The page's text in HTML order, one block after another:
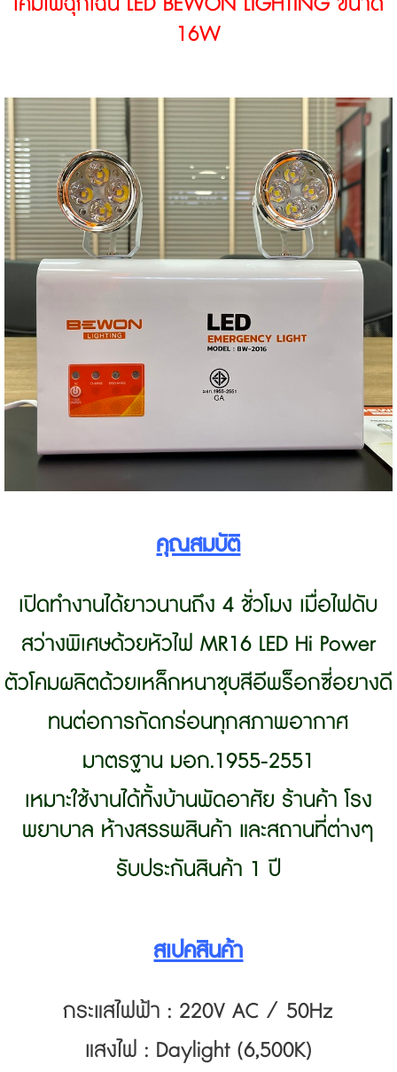
16W
คุณสมบัติ
เปิดทำงานได้ยาวนานถึง 4 ชั่วโมง เมื่อไฟดับ
สว่างพิเศษด้วยหัวไฟ MR16 LED Hi Power
ตัวโคมผลิตด้วยเหล็กหนาชุบสีอีพร็อกซี่อยางดี
ทนต่อการกัดกร่อนทุกสภาพอากาศ
มาตรฐาน มอก.1955-2551
เหมาะใช้งานได้ทั้งบ้านพัดอาศัย ร้านค้า โรง
พยาบาล ห้างสรรพสินค้า และสถานที่ต่างๆ
รับประกันสินค้า 1 ปี
สเปคสินค้า
กระแสไฟฟ้า : 220V AC / 50Hz
แสงไฟ : Daylight (6,500K)